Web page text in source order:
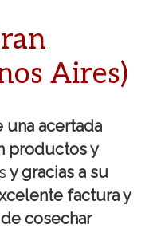
Aires)
una acertada
productos y
y gracias a su
factura y
cosechar